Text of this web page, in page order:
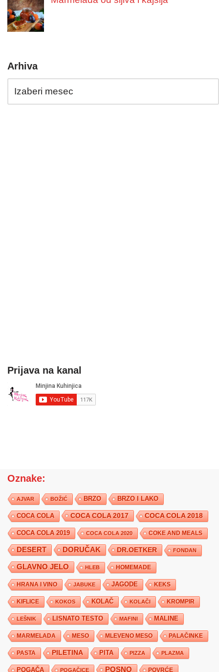
Arhiva
Prijava na kanal
Oznake:
AJVAR BOŽIĆ BRZO BRZO I LAKO
COCA COLA COCA COLA 2017 COCA COLA 2018
COCA COLA 2019 COCA COLA 2020 COKE AND MEALS
DESERT DORUČAK DR.OETKER FONDAN
GLAVNO JELO HLEB HOMEMADE
HRANA I VINO JABUKE JAGODE KEKS
KIFLICE KOKOS KOLAČ KOLAČI KROMPIR
LEŠNIK LISNATO TESTO MAFINI MALINE
MARMELADA MESO MLEVENO MESO PALAČINKE
PASTA PILETINA PITA PIZZA PLAZMA
POGAČA POGAČICE POSNO POVRĆE